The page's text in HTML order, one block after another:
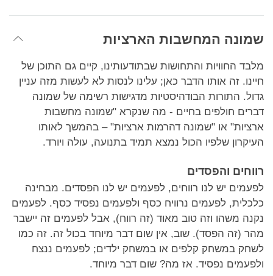
שמונה המחשבות הארציות
מלבד החוויות והתחושות שבתודעותינו, קיים גם התוכן של
חיינו. זה אותו הדבר כאן; עלינו לנסות לא לעשות מזה עניין
גדול. התורות הבודהיסטיות מדגישות רשימה של שמונה
דברים חולפים בחיים - מה שנקרא "שמונה מחשבות
ארציות" או "שמונה דהרמות ארציות" – בהמשך לאותו
העיקרון שלפיו הכול נמצא תמיד בתנועה, עולה ויורד.
רווחים והפסדים
לפעמים יש לנו רווחים, לפעמים יש לנו הפסדים. מבחינה
כלכלית, לפעמים נרוויח כסף ולפעמים נפסיד כסף. לפעמים
נקנה משהו וזה טוב מאוד (זה רווח), אבל לפעמים זה יישבר
מהר (זה הפסד). שוב, אין שום דבר מיוחד בכול זה. זה כמו
לשחק במשחק קלפים או במשחק ילדים; לפעמים ננצח
ולפעמים נפסיד. אז מה? שום דבר מיוחד.